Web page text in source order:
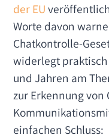
der EU
Worte davon
Chatkontrolle-
widerlegt
und Jahren am
zur Erkennung von
einfachen Schluss: